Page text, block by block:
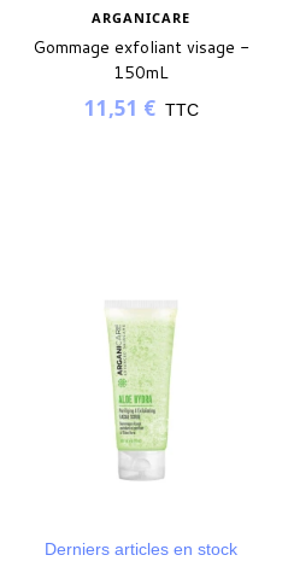
ARGANICARE
Gommage exfoliant visage -
150mL
11,51 € TTC
Derniers articles en stock